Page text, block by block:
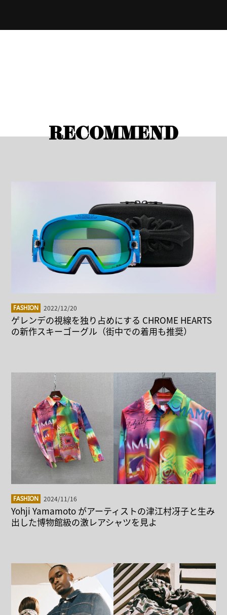
RECOMMEND
FASHION 2022/12/20
ゲレンデの視線を独り占めにする CHROME HEARTS
の新作スキーゴーグル（街中での着用も推奨）
FASHION 2024/11/16
Yohji Yamamoto がアーティストの津江村冴子と生み
出した博物館級の激レアシャツを見よ